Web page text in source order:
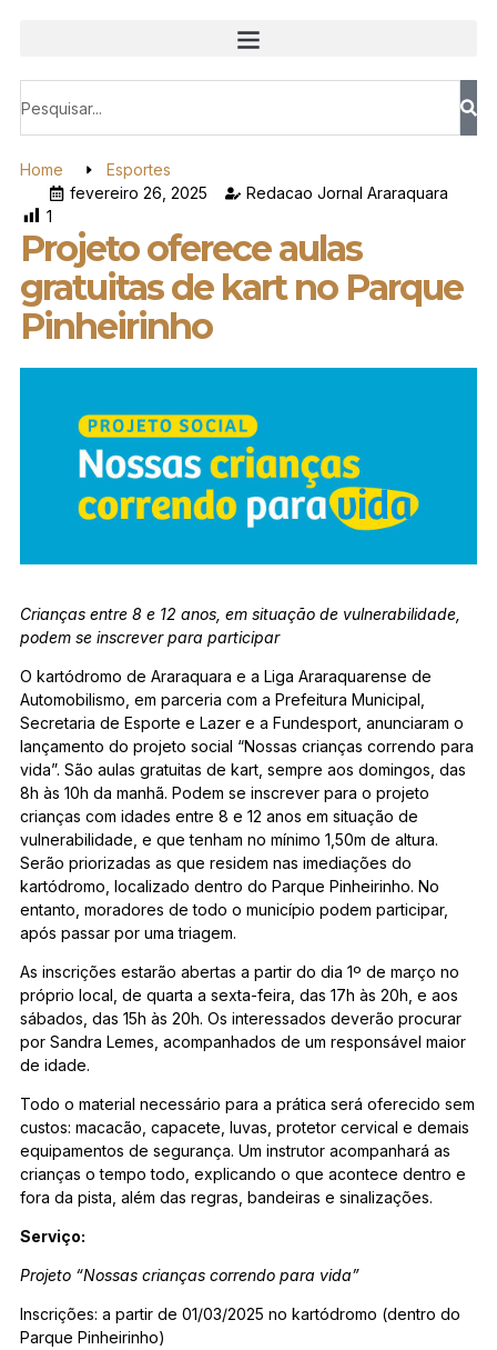
Home
Esportes
fevereiro 26, 2025
Redacao Jornal Araraquara
1
Projeto oferece aulas
gratuitas de kart no Parque
Pinheirinho
Crianças entre 8 e 12 anos, em situação de vulnerabilidade,
podem se inscrever para participar
O kartódromo de Araraquara e a Liga Araraquarense de
Automobilismo, em parceria com a Prefeitura Municipal,
Secretaria de Esporte e Lazer e a Fundesport, anunciaram o
lançamento do projeto social “Nossas crianças correndo para
vida”. São aulas gratuitas de kart, sempre aos domingos, das
8h às 10h da manhã. Podem se inscrever para o projeto
crianças com idades entre 8 e 12 anos em situação de
vulnerabilidade, e que tenham no mínimo 1,50m de altura.
Serão priorizadas as que residem nas imediações do
kartódromo, localizado dentro do Parque Pinheirinho. No
entanto, moradores de todo o município podem participar,
após passar por uma triagem.
As inscrições estarão abertas a partir do dia 1º de março no
próprio local, de quarta a sexta-feira, das 17h às 20h, e aos
sábados, das 15h às 20h. Os interessados deverão procurar
por Sandra Lemes, acompanhados de um responsável maior
de idade.
Todo o material necessário para a prática será oferecido sem
custos: macacão, capacete, luvas, protetor cervical e demais
equipamentos de segurança. Um instrutor acompanhará as
crianças o tempo todo, explicando o que acontece dentro e
fora da pista, além das regras, bandeiras e sinalizações.
Serviço:
Projeto “Nossas crianças correndo para vida”
Inscrições: a partir de 01/03/2025 no kartódromo (dentro do
Parque Pinheirinho)